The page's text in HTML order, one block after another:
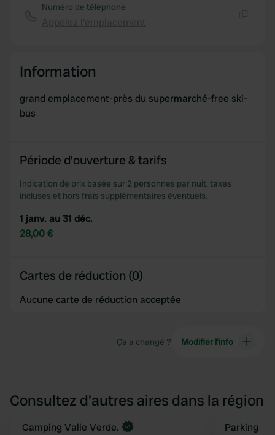
Numéro de téléphone
Information
grand emplacement-près du supermarché-free ski-
bus
Période d'ouverture & tarifs
Indication de prix basée sur 2 personnes par nuit, taxes
incluses et hors frais supplémentaires éventuels.
1 janv. au 31 déc.
28,00 €
Cartes de réduction (0)
Aucune carte de réduction acceptée
Ça a changé ? Modifier l’info
Consultez d'autres aires dans la région
Camping Valle Verde. Parking